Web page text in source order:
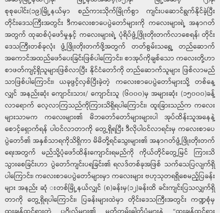
စုစုပေါင်း(၁၉)မြို့နယ်မှာ စည်ကားသိုက်မြိုက်စွာ ကျင်းပဆောင်ရွက်နိုင်ခဲ့ပြီး
တိုင်းဒေသကြီးအတွင်း ဒီကလေးစာပေပွဲတော်များကို ကလေးများရဲ့ အနာဂတ်
အတွက် ထုဆစ်ပုံဖော်မှုနှင့် ကလေးများရဲ့ ပုံရိပ်ဖွံ့ဖြိုးတိုးတက်လာစေရန်၊ တိုင်း
ဒေသကြီးတစ်ခုလုံး ဖွံ့ဖြိုးတိုးတက်ဖို့အတွက် တတ်စွမ်းသရွေ့ တည်ဆောက်
အကောင်အထည်ဖော်ပေးခြင်းဖြစ်ပါကြောင်း၊ စာအုပ်ကိုချစ်သော ကလေးတို့ဟာ
စာဖတ်ကျင့်ရှိသူများဖြစ်လာပြီး နိုင်ငံတော်ကို တည်ဆောက်သူများ ဖြစ်လာမည်
သာဖြစ်ပါကြောင်း၊ ယခုဖွင့်လှစ်ပြီးခဲ့တဲ့ ကလေးစာပေပွဲတော်များသို့ တစ်နေ့
လျှင် အနည်းဆုံး ကျောင်းသား/ ကျောင်းသူ (၆၀၀၀)မှ အများဆုံး (၁၅၀၀၀)ခန့်
လာရောက် လေ့လာကြသည်ကိုကြားသိရှိရပါကြောင်း၊ ထူးခြားသည်က ကလေး
များသာမက ကလေးများ၏ မိဘတော်တော်များများပါ အုပ်ထိန်းသူအနေနဲ့
စောင့်ရှောက်ရန် ပါဝင်လာတာကို တွေ့ရှိရပြီး ဒီလိုပါဝင်လာရင်းမှ ကလေးစာပေ
ပွဲတော်၏ အနှစ်သာရကိုသိရှိကာ မိမိတို့ရင်သွေးများ၏ အနာဂတ်ဖွံ့ဖြိုးတိုးတက်
ရေးအတွက် မည်သို့ပုံဖော်ထိန်းကျောင်းရမည်ကို ကိုယ်တိုင်တွေ့မြင် ကြားသိ
သွားစေခြင်းဟာ ပွဲတော်ကျင်းပရခြင်း၏ ရလဒ်တစ်ခုအဖြစ် သက်သေပြလျက်ရှိ
ပါကြောင်း၊ ကလေးစာပေပွဲတော်များမှာ ကလေးများ ဗဟုသုတရရှိစေမည့်ပြခန်း
များ အနည်း ဆုံ းတစ်မြို့နယ်လျှင် (၈)ခန်းမှ(၁၂)ခန်းထိ ခင်းကျင်းပြသလျှက်ရှိ
တာကို တွေ့ရှိရပါကြောင်း၊ ပြခန်းများထဲမှာ တိုင်းဒေသကြီးအတွင်း ကဏ္ဍစုံမှ